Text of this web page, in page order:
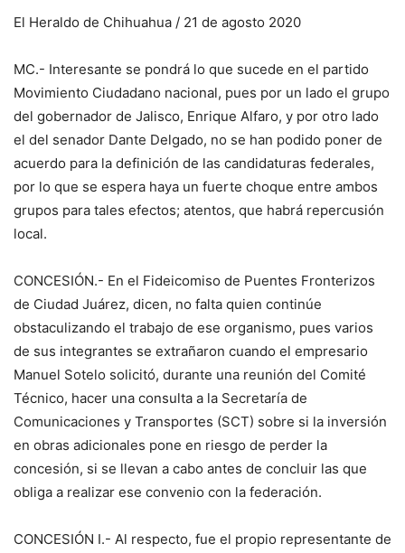
El Heraldo de Chihuahua / 21 de agosto 2020
MC.- Interesante se pondrá lo que sucede en el partido
Movimiento Ciudadano nacional, pues por un lado el grupo
del gobernador de Jalisco, Enrique Alfaro, y por otro lado
el del senador Dante Delgado, no se han podido poner de
acuerdo para la definición de las candidaturas federales,
por lo que se espera haya un fuerte choque entre ambos
grupos para tales efectos; atentos, que habrá repercusión
local.
CONCESIÓN.- En el Fideicomiso de Puentes Fronterizos
de Ciudad Juárez, dicen, no falta quien continúe
obstaculizando el trabajo de ese organismo, pues varios
de sus integrantes se extrañaron cuando el empresario
Manuel Sotelo solicitó, durante una reunión del Comité
Técnico, hacer una consulta a la Secretaría de
Comunicaciones y Transportes (SCT) sobre si la inversión
en obras adicionales pone en riesgo de perder la
concesión, si se llevan a cabo antes de concluir las que
obliga a realizar ese convenio con la federación.
CONCESIÓN I.- Al respecto, fue el propio representante de